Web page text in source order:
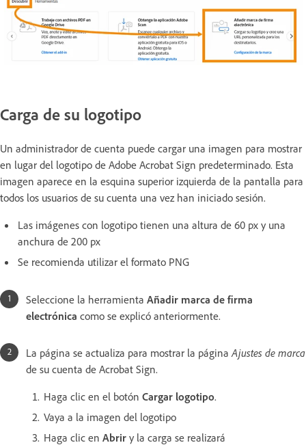
Carga de su logotipo
Un administrador de cuenta puede cargar una imagen para mostrar
en lugar del logotipo de Adobe Acrobat Sign predeterminado. Esta
imagen aparece en la esquina superior izquierda de la pantalla para
todos los usuarios de su cuenta una vez han iniciado sesión.
Las imágenes con logotipo tienen una altura de 60 px y una
anchura de 200 px
Se recomienda utilizar el formato PNG
Seleccione la herramienta Añadir marca de firma
electrónica como se explicó anteriormente.
La página se actualiza para mostrar la página Ajustes de marca
de su cuenta de Acrobat Sign.
Haga clic en el botón Cargar logotipo.
Vaya a la imagen del logotipo
Haga clic en Abrir y la carga se realizará